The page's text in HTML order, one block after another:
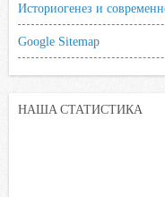
Историогенез и
Google Sitemap
НАША СТАТИСТИКА